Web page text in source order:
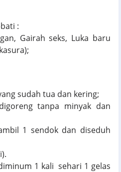
:
Gairah seks, Luka baru
sudah tua dan kering;
tanpa minyak dan
1 sendok dan diseduh
1 kali sehari 1 gelas